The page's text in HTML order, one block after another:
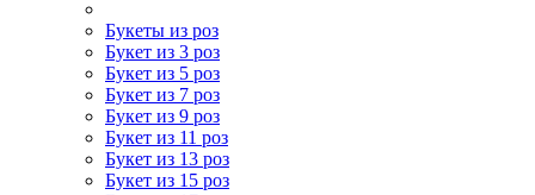
Букеты из роз
Букет из 3 роз
Букет из 5 роз
Букет из 7 роз
Букет из 9 роз
Букет из 11 роз
Букет из 13 роз
Букет из 15 роз